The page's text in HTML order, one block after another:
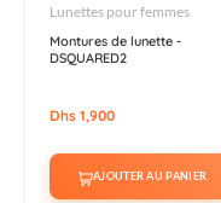
Lunettes pour femmes
Montures de lunette -
DSQUARED2
Dhs 1,900
AJOUTER AU PANIER